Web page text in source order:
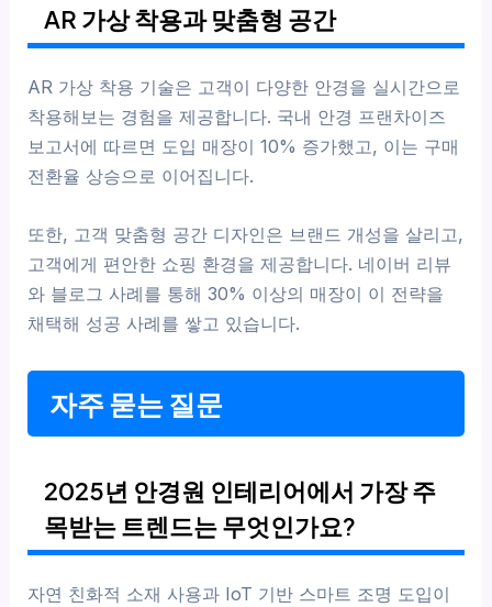
AR 가상 착용과 맞춤형 공간
AR 가상 착용 기술은 고객이 다양한 안경을 실시간으로
착용해보는 경험을 제공합니다. 국내 안경 프랜차이즈
보고서에 따르면 도입 매장이 10% 증가했고, 이는 구매
전환율 상승으로 이어집니다.
또한, 고객 맞춤형 공간 디자인은 브랜드 개성을 살리고,
고객에게 편안한 쇼핑 환경을 제공합니다. 네이버 리뷰
와 블로그 사례를 통해 30% 이상의 매장이 이 전략을
채택해 성공 사례를 쌓고 있습니다.
자주 묻는 질문
2025년 안경원 인테리어에서 가장 주
목받는 트렌드는 무엇인가요?
자연 친화적 소재 사용과 IoT 기반 스마트 조명 도입이